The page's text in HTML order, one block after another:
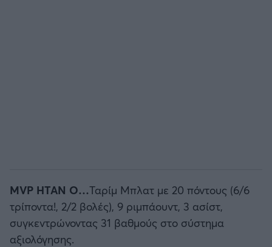
MVP ΗΤΑΝ Ο…Ταρίμ Μπλατ με 20 πόντους (6/6
τρίποντα!, 2/2 βολές), 9 ριμπάουντ, 3 ασίστ,
συγκεντρώνοντας 31 βαθμούς στο σύστημα
αξιολόγησης.